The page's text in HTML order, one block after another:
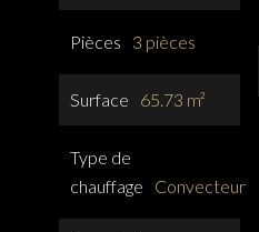
Pièces 3 pièces
Surface 65.73 m²
Type de
chauffage
Convecteur